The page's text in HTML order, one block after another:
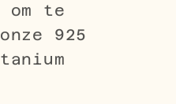
om te
925